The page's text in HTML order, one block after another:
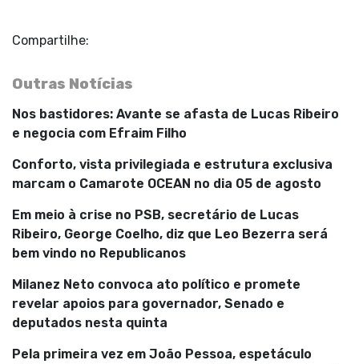
Compartilhe:
Outras Notícias
Nos bastidores: Avante se afasta de Lucas Ribeiro
e negocia com Efraim Filho
Conforto, vista privilegiada e estrutura exclusiva
marcam o Camarote OCEAN no dia 05 de agosto
Em meio à crise no PSB, secretário de Lucas
Ribeiro, George Coelho, diz que Leo Bezerra será
bem vindo no Republicanos
Milanez Neto convoca ato político e promete
revelar apoios para governador, Senado e
deputados nesta quinta
Pela primeira vez em João Pessoa, espetáculo